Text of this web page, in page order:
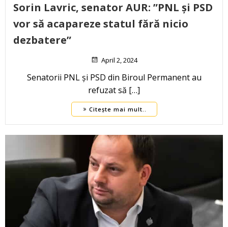
Sorin Lavric, senator AUR: ”PNL și PSD
vor să acapareze statul fără nicio
dezbatere”
April 2, 2024
Senatorii PNL și PSD din Biroul Permanent au
refuzat să […]
Citește mai mult..